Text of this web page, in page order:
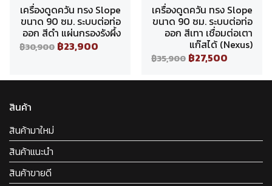
เครื่องดูดควัน ทรง Slope
ขนาด 90 ซม. ระบบต่อท่อ
ออก สีดำ แผ่นกรองรังผึ้ง
฿30,900 ฿23,900
เครื่องดูดควัน ทรง Slope
ขนาด 90 ซม. ระบบต่อท่อ
ออก สีเทา เชื่อมต่อเตา
แก๊สได้ (Nexus)
฿35,900 ฿27,500
สินค้า
สินค้ามาใหม่
สินค้าแนะนำ
สินค้าขายดี